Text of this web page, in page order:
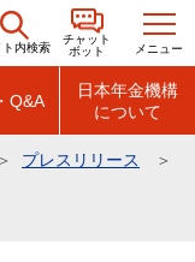
ト内検索
チャット
ボット
メニュー
Q&A
日本年金機構
について
プレスリリース